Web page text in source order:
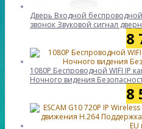
Дверь Входной
звонок Звуковой сигнал
8
1080P Беспроводной WIFI IP
Ночного видения
8